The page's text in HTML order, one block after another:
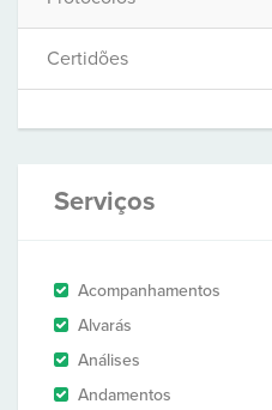
Certidões
Serviços
Acompanhamentos
Alvarás
Análises
Andamentos